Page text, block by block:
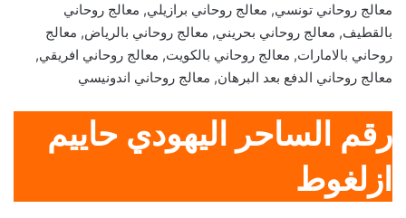
معالج روحاني تونسي, معالج روحاني برازيلي, معالج روحاني
بالقطيف, معالج روحاني بحريني, معالج روحاني بالرياض, معالج
روحاني بالامارات, معالج روحاني بالكويت, معالج روحاني افريقي,
معالج روحاني الدفع بعد البرهان, معالج روحاني اندونيسي
رقم الساحر اليهودي حاييم
ازلغوط